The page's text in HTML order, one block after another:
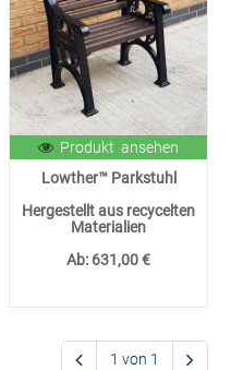
Produkt ansehen
Lowther™ Parkstuhl
Hergestellt aus recycelten
Materialien
Ab: 631,00 €
1 von 1